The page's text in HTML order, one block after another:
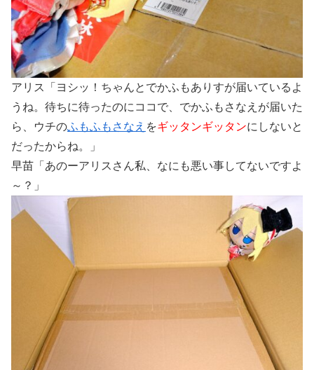
アリス「ヨシッ！ちゃんとでかふもありすが届いているよ
うね。待ちに待ったのにココで、でかふもさなえが届いた
ら、ウチのふもふもさなえ をギッタンギッタンにしないと
だったからね。」
早苗「あのーアリスさん私、なにも悪い事してないですよ
～？」